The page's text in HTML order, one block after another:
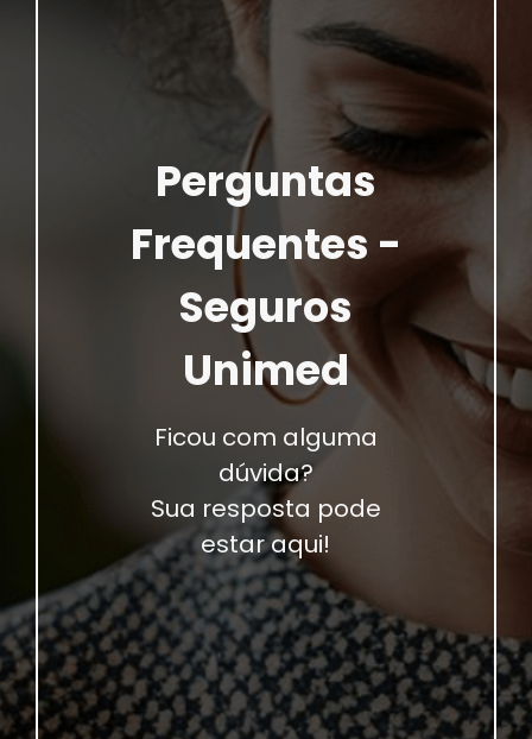
Perguntas
Frequentes -
Seguros
Unimed
Ficou com alguma
dúvida?
Sua resposta pode
estar aqui!